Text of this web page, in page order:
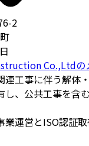
2
連工事に伴う解体
し、公共工事を含
業運営とISO認証